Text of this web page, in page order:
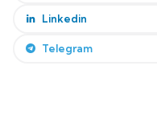
Linkedin
Telegram